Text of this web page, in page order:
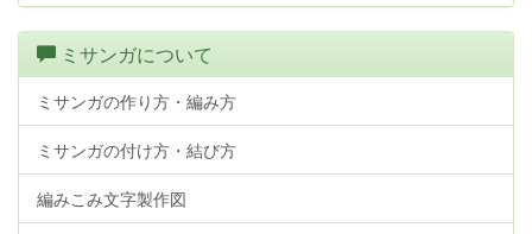
ミサンガについて
ミサンガの作り方・編み方
ミサンガの付け方・結び方
編みこみ文字製作図